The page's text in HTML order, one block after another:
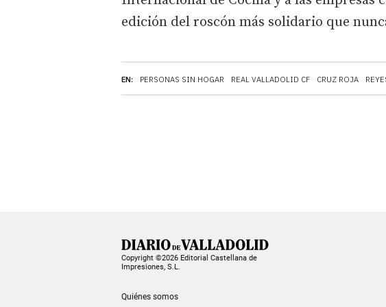
EN: PERSONAS SIN HOGAR REAL VALLADOLID CF CRUZ ROJA
edición del roscón más solidario que
Copyright ©2026 Editorial Castellana de
Impresiones, S.L.
Quiénes somos